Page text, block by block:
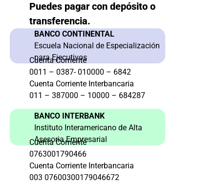
Puedes pagar con depósito o
transferencia.
BANCO CONTINENTAL
Escuela Nacional de Especialización
para Ejecutivos
Cuenta Corriente
0011 – 0387- 010000 – 6842
Cuenta Corriente Interbancaria
011 – 387000 – 10000 – 684287
BANCO INTERBANK
Instituto Interamericano de Alta
Asesoria Empresarial
Cuenta Corriente
0763001790466
Cuenta Corriente Interbancaria
003 07600300179046672